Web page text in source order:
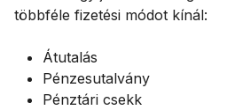
többféle fizetési módot kínál:
Átutalás
Pénzesutalvány
Pénztári csekk